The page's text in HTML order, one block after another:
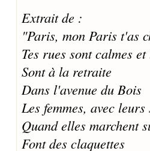
Extrait de :
"Paris, mon Paris t'as
Tes rues sont calmes
Sont à la retraite
Dans l'avenue du Bois
Les femmes, avec
Quand elles marchent
Font des claquettes